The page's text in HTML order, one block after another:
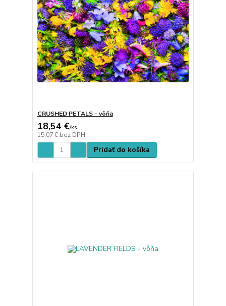
CRUSHED PETALS - vôňa
18,54 €/ks
15,07 € bez DPH
Pridať do košíka